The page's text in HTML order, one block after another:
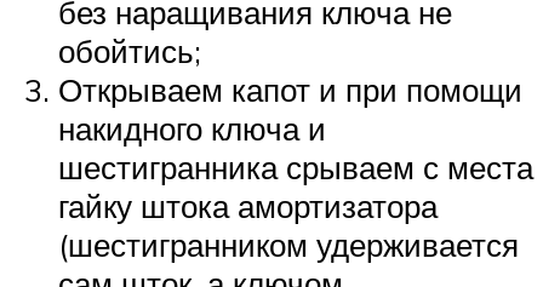
без наращивания ключа не
обойтись;
Открываем капот и при помощи
накидного ключа и
шестигранника срываем с места
гайку штока амортизатора
(шестигранником удерживается